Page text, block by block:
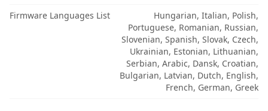
Firmware Languages List
Hungarian, Italian, Polish,
Portuguese, Romanian, Russian,
Slovenian, Spanish, Slovak, Czech,
Ukrainian, Estonian, Lithuanian,
Serbian, Arabic, Dansk, Croatian,
Bulgarian, Latvian, Dutch, English,
French, German, Greek